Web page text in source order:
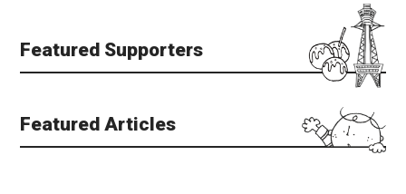
Featured Supporters
Featured Articles